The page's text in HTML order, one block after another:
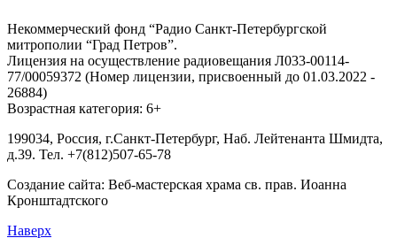
Некоммерческий фонд “Радио Санкт-Петербургской
митрополии “Град Петров”.
Лицензия на осуществление радиовещания Л033-00114-
77/00059372 (Номер лицензии, присвоенный до 01.03.2022 -
26884)
Возрастная категория: 6+
199034, Россия, г.Санкт-Петербург, Наб. Лейтенанта Шмидта,
д.39. Тел. +7(812)507-65-78
Создание сайта: Веб-мастерская храма св. прав. Иоанна
Кронштадтского
Наверх